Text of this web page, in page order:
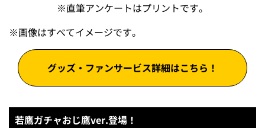
※直筆アンケートはプリントです。
※画像はすべてイメージです。
グッズ・ファンサービス詳細はこちら！
若鷹ガチャおじ鷹ver.登場！